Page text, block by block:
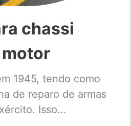
chassi
1945, tendo como
de reparo de armas
Isso...